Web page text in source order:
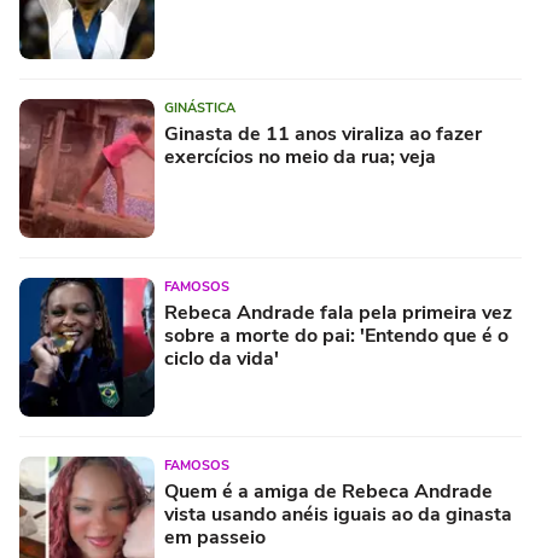
GINÁSTICA
Ginasta de 11 anos viraliza ao fazer
exercícios no meio da rua; veja
FAMOSOS
Rebeca Andrade fala pela primeira vez
sobre a morte do pai: 'Entendo que é o
ciclo da vida'
FAMOSOS
Quem é a amiga de Rebeca Andrade
vista usando anéis iguais ao da ginasta
em passeio